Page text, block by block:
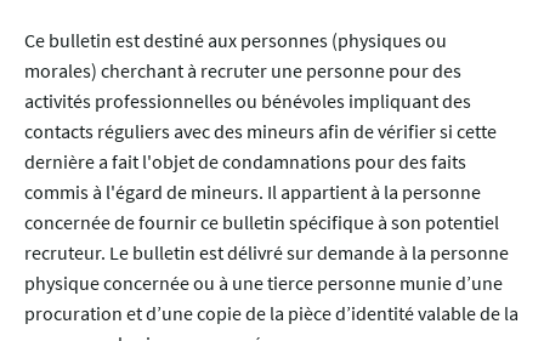
Ce bulletin est destiné aux personnes (physiques ou
morales) cherchant à recruter une personne pour des
activités professionnelles ou bénévoles impliquant des
contacts réguliers avec des mineurs afin de vérifier si cette
dernière a fait l'objet de condamnations pour des faits
commis à l'égard de mineurs. Il appartient à la personne
concernée de fournir ce bulletin spécifique à son potentiel
recruteur. Le bulletin est délivré sur demande à la personne
physique concernée ou à une tierce personne munie d’une
procuration et d’une copie de la pièce d’identité valable de la